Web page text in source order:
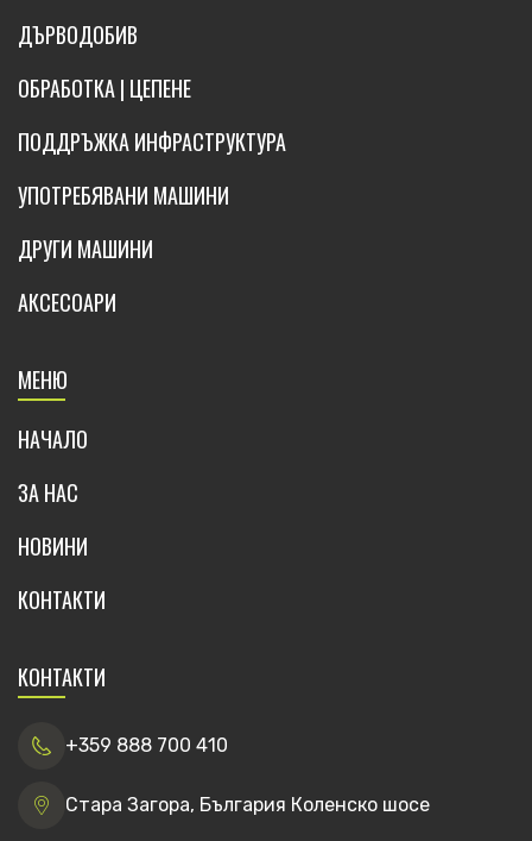
ДЪРВОДОБИВ
ОБРАБОТКА | ЦЕПЕНЕ
ПОДДРЪЖКА ИНФРАСТРУКТУРА
УПОТРЕБЯВАНИ МАШИНИ
ДРУГИ МАШИНИ
АКСЕСОАРИ
МЕНЮ
НАЧАЛО
ЗА НАС
НОВИНИ
КОНТАКТИ
КОНТАКТИ
+359 888 700 410
Стара Загора, България Коленско шосе